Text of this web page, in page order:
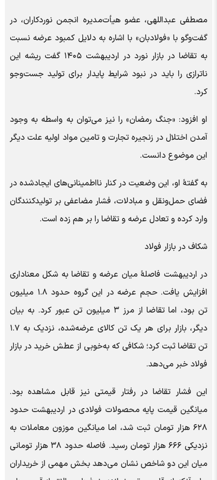
مصطفی عبداللهی، عضو هیأت‌مدیره انجمن نوردکاران، در
گفت‌وگو با «فولادبان» با اشاره به دلایل کمبود عرضه نسبت
به تقاضا در بازار نورد در اردیبهشت ۱۴۰۵ گفت ریشه این
ناترازی را باید در نبود شرایط پایدار برای تولید جست‌وجو
کرد.
او افزود: «جنگ رمضان» را نیز می‌توان به واسطه به وجود
آمدن اختلال در زنجیره تجارت و تامین مواد اولیه علت دیگر
این موضوع دانست.
به گفتۀ او، این وضعیت در کنار نااطمینانی‌های ایجادشده در
فضای حمل‌ونقل و مبادلات، فشار مضاعفی بر تولیدکنندگان
وارد کرده و تعادل عرضه و تقاضا را بر هم زده است.
شکاف در بازار فولاد
در اردیبهشت فاصلۀ میان عرضه و تقاضا به شکل معناداری
افزایش یافت. حجم عرضه در این گروه حدود ۱.۸ میلیون
تن بود، اما تقاضا از مرز ۳ میلیون تن عبور کرد. به بیان
دیگر، بازار برای هر یک تن کالای عرضه‌شده، نزدیک به ۱.۷
تن تقاضا ثبت کرد؛ شکافی که به‌خوبی از عطش خرید در بازار
فولاد خبر می‌دهد.
این فشار تقاضا در رفتار قیمتی نیز قابل مشاهده بود.
میانگین قیمت پایه محصولات فولادی در اردیبهشت حدود
۶۲۸ هزار تومان ثبت شد، اما میانگین موزون معاملات به
نزدیکی ۶۶۶ هزار تومان رسید. فاصله حدود ۳۸ هزار تومانی
میان این دو شاخص نشان می‌دهد بخش مهمی از خریداران